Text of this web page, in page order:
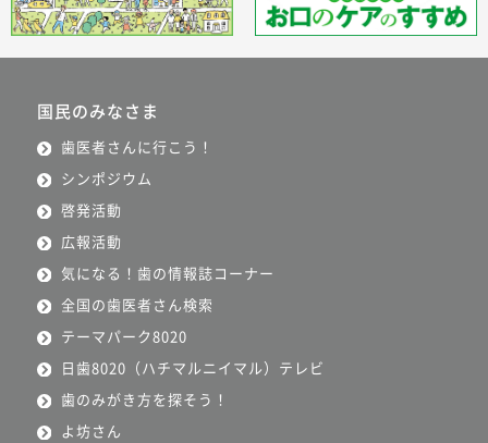
国民のみなさま
歯医者さんに行こう！
シンポジウム
啓発活動
広報活動
気になる！歯の情報誌コーナー
全国の歯医者さん検索
テーマパーク8020
日歯8020（ハチマルニイマル）テレビ
歯のみがき方を探そう！
よ坊さん